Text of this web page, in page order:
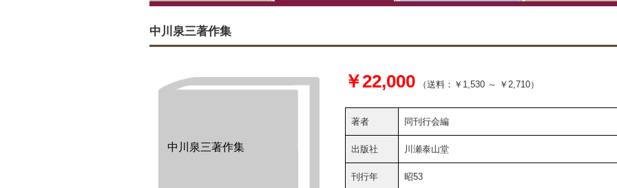
中川泉三著作集
中川泉三著作集
￥22,000 （送料：￥1,530 ～ ￥2,710）
著者 同刊行会編
出版社 川瀬泰山堂
刊行年 昭53